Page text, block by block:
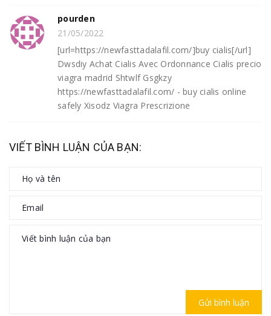
pourden
21/05/2022
[url=https://newfasttadalafil.com/]buy cialis[/url]
Dwsdiy Achat Cialis Avec Ordonnance Cialis precio
viagra madrid Shtwlf Gsgkzy
https://newfasttadalafil.com/ - buy cialis online
safely Xisodz Viagra Prescrizione
VIẾT BÌNH LUẬN CỦA BẠN:
Gửi bình luận